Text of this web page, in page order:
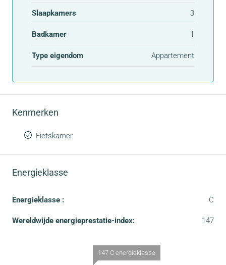
Slaapkamers 3
Badkamer 1
Type eigendom Appartement
Kenmerken
Fietskamer
Energieklasse
Energieklasse : C
Wereldwijde energieprestatie-index: 147
147 C energieklasse